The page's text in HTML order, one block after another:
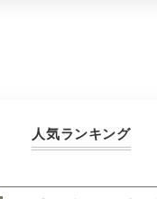
人気ランキング